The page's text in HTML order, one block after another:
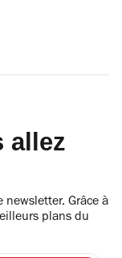
allez
newsletter. Grâce à
plans du